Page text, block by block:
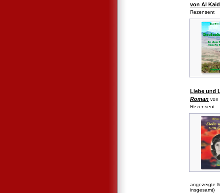
von Al
Rezensent
Liebe und
Roman von
Rezensent
angezeigte
insgesamt)